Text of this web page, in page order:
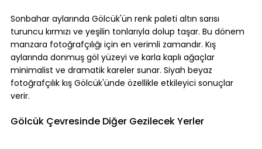
Sonbahar aylarında Gölcük'ün renk paleti altın sarısı
turuncu kırmızı ve yeşilin tonlarıyla dolup taşar. Bu dönem
manzara fotoğrafçılığı için en verimli zamandır. Kış
aylarında donmuş göl yüzeyi ve karla kaplı ağaçlar
minimalist ve dramatik kareler sunar. Siyah beyaz
fotoğrafçılık kış Gölcük'ünde özellikle etkileyici sonuçlar
verir.
Gölcük Çevresinde Diğer Gezilecek Yerler